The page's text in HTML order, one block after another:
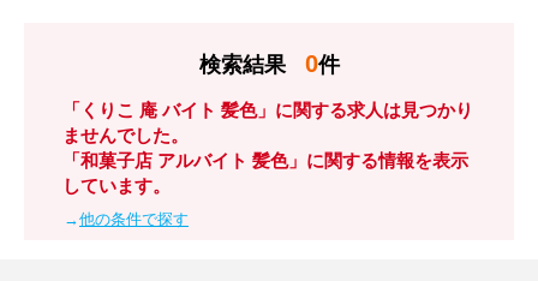
検索結果 0件
「くりこ 庵 バイト 髪色」に関する求人は見つかり
ませんでした。
「和菓子店 アルバイト 髪色」に関する情報を表示
しています。
→他の条件で探す